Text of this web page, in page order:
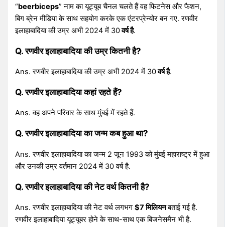
“beerbiceps” नाम का यूट्यूब चैनल चलते हैं वह फिटनेस और फैशन,
बिग ब्रेन मीडिया के साथ सहयोग करके एक एंटरप्रेन्योर बन गए. रणवीर
इलाहाबादिया की उम्र अभी 2024 में 30वर्ष है.
Q. रणवीर इलाहाबादिया की उम्र कितनी है?
Ans. रणवीर इलाहाबादिया की उम्र अभी 2024 में 30वर्ष है.
Q. रणवीर इलाहाबादिया कहां रहते हैं?
Ans. वह अपने परिवार के साथ मुंबई में रहते हैं.
Q. रणवीर इलाहाबादिया का जन्म कब हुआ था?
Ans. रणवीर इलाहाबादिया का जन्म 2 जून 1993 को मुंबई महाराष्ट्र में हुआ
और उनकी उम्र वर्तमान 2024 में 30 वर्ष है.
Q. रणवीर इलाहाबादिया की नेट वर्थ कितनी है?
Ans. रणवीर इलाहाबादिया की नेट वर्थ लगभग$7 मिलियनबताई गई है.
रणवीर इलाहाबादिया यूट्यूबर होने के साथ-साथ एक बिजनेसमैन भी है.